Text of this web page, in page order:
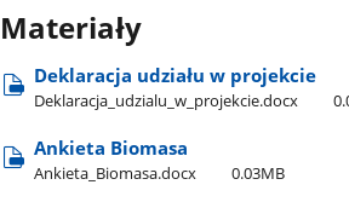
Materiały
Deklaracja udziału w projekcie
Deklaracja​_udzialu​_w​_projekcie.docx
Ankieta Biomasa
Ankieta​_Biomasa.docx 0.03MB